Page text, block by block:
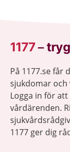
1177–
På 1177.se får
sjukdomar och
Logga in för
vårdärenden.
1177 ger dig